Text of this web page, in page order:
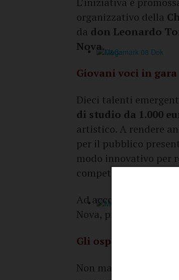
organizzativo della
da don Leonardo
Nova.
Giovani voci in gara
Dieci talenti
di studio da 1.000
artistico. A rendere
per il pubblico
modo innovativo per
competizione.
Ad accompagnare i
Nova, pronta a dare
Gli ospiti
Non mancheranno